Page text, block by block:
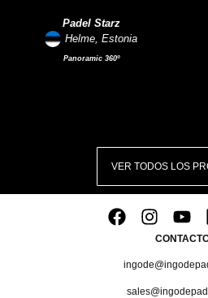
Padel Starz
Helme, Estonia
Panoramic 360º
VER TODOS LOS